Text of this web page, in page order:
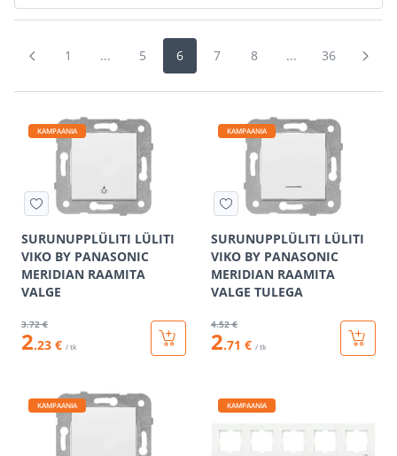
1 ... 5 6 7 8 ... 36
KAMPAANIA
SURUNUPPLÜLITI LÜLITI
VIKO BY PANASONIC
MERIDIAN RAAMITA
VALGE
3.72 €
2.23 € / tk
KAMPAANIA
SURUNUPPLÜLITI LÜLITI
VIKO BY PANASONIC
MERIDIAN RAAMITA
VALGE TULEGA
4.52 €
2.71 € / tk
KAMPAANIA KAMPAANIA